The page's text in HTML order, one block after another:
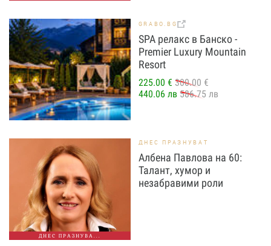
GRABO.BG
SPA релакс в Банско -
Premier Luxury Mountain
Resort
225.00 € 300.00 €
440.06 лв 586.75 лв
ДНЕС ПРАЗНУВА...
ДНЕС ПРАЗНУВАТ
Албена Павлова на 60:
Талант, хумор и
незабравими роли